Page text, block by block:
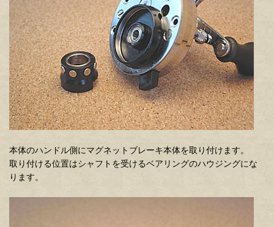
本体のハンドル側にマグネットブレーキ本体を取り付けます。
取り付ける位置はシャフトを受けるベアリングのハウジングにな
ります。